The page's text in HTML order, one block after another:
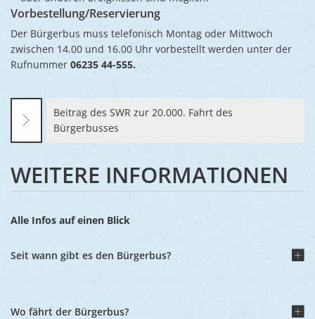
Vorbestellung/Reservierung
Der Bürgerbus muss telefonisch Montag oder Mittwoch
zwischen 14.00 und 16.00 Uhr vorbestellt werden unter der
Rufnummer 06235 44-555.
Beitrag des SWR zur 20.000. Fahrt des
Bürgerbusses
WEITERE INFORMATIONEN
Alle Infos auf einen Blick
Seit wann gibt es den Bürgerbus?
Wo fährt der Bürgerbus?